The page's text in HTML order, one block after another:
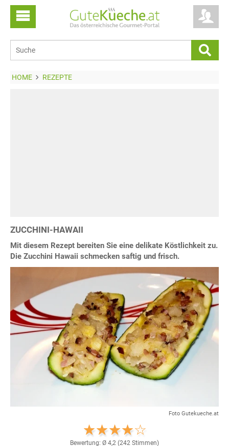
HOME REZEPTE
ZUCCHINI-HAWAII
Mit diesem Rezept bereiten Sie eine delikate Köstlichkeit zu.
Die Zucchini Hawaii schmecken saftig und frisch.
Foto Gutekueche.at
Bewertung: Ø 4,2 (242 Stimmen)